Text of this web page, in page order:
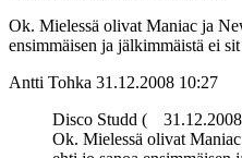
Ok. Mielessä olivat Maniac ja
ensimmäisen ja jälkimmäistä ei
Antti Tohka 31.12.2008 10:27
Disco Studd (
Ok. Mielessä olivat